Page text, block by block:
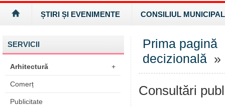
ȘTIRI ȘI EVENIMENTE CONSILIUL MUNICIPAL
SERVICII
Arhitectură +
Comerț
Publicitate
Prima pagină
decizională »
Consultări